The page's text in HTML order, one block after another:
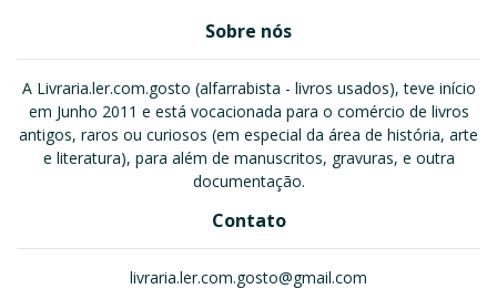
Sobre nós
A Livraria.ler.com.gosto (alfarrabista - livros usados), teve início
em Junho 2011 e está vocacionada para o comércio de livros
antigos, raros ou curiosos (em especial da área de história, arte
e literatura), para além de manuscritos, gravuras, e outra
documentação.
Contato
livraria.ler.com.gosto@gmail.com